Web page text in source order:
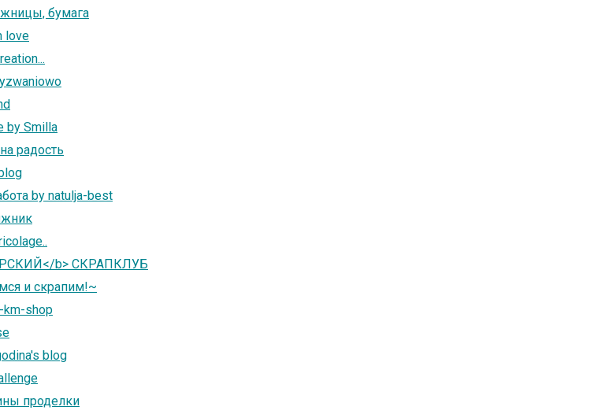
бумага
love
by Smilla
радость
by natulja-best
b> СКРАПКЛУБ
и скрапим!~
km-shop
blog
проделки